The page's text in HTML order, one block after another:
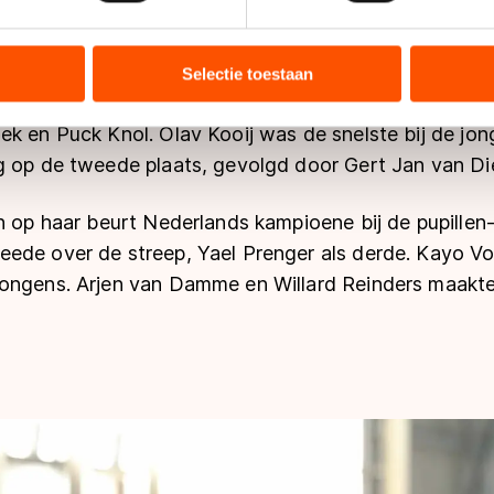
over uw gebruik van onze site met onze partners voor
met andere gegevens die u aan hen heeft verstrekt of
kunnen gegevens doorgeven aan landen buiten de EU,
geldt volgens de GDPR. Door op ‘Toestaan’ te klikken, stemt
Selectie toestaan
B kwamen in actie in Breda. In de eerstgenoemde
de haal bij de meisjes. Op het ereschavot werd ze
en Puck Knol. Olav Kooij was de snelste bij de
op de tweede plaats, gevolgd door Gert Jan van
op haar beurt Nederlands kampioene bij de
over de streep, Yael Prenger als derde. Kayo
Arjen van Damme en Willard Reinders